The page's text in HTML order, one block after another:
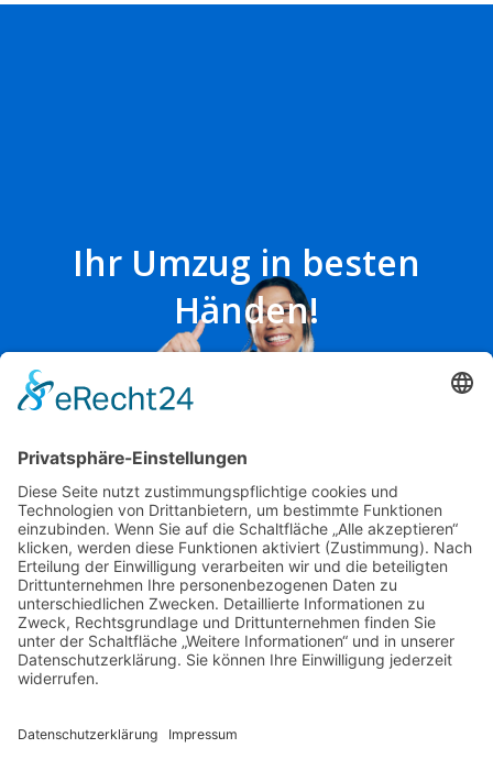
Ihr Umzug in besten
Händen!
Friedrich-Ebert-Anlage 36
Angebot anfordern